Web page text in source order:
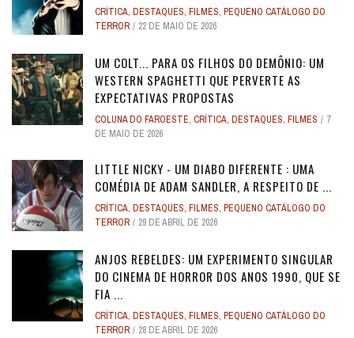
CRÍTICA, DESTAQUES, FILMES, PEQUENO CATÁLOGO DO
TERROR
22 DE MAIO DE 2026
UM COLT... PARA OS FILHOS DO DEMÔNIO: UM
WESTERN SPAGHETTI QUE PERVERTE AS
EXPECTATIVAS PROPOSTAS
COLUNA DO FAROESTE, CRÍTICA, DESTAQUES, FILMES
7
DE MAIO DE 2026
LITTLE NICKY - UM DIABO DIFERENTE : UMA
COMÉDIA DE ADAM SANDLER, A RESPEITO DE ...
CRÍTICA, DESTAQUES, FILMES, PEQUENO CATÁLOGO DO
TERROR
29 DE ABRIL DE 2026
ANJOS REBELDES: UM EXPERIMENTO SINGULAR
DO CINEMA DE HORROR DOS ANOS 1990, QUE SE
FIA ...
CRÍTICA, DESTAQUES, FILMES, PEQUENO CATÁLOGO DO
TERROR
28 DE ABRIL DE 2026